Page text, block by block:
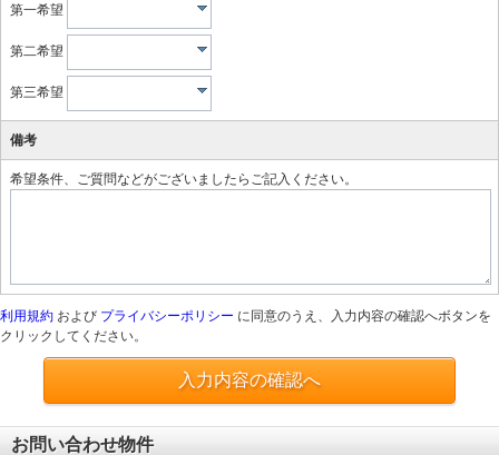
第一希望
第二希望
第三希望
備考
希望条件、ご質問などがございましたらご記入ください。
利用規約 および プライバシーポリシー に同意のうえ、入力内容の確認へボタンを
クリックしてください。
入力内容の確認へ
お問い合わせ物件